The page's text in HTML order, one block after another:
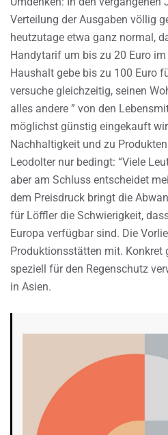
Verteilung der Ausgaben völlig
heutzutage etwa ganz normal,
Handytarif um bis zu 20 Euro
Haushalt gebe bis zu 100 Euro
versuche gleichzeitig, seinen
alles andere ” von den
möglichst günstig eingekauft
Nachhaltigkeit und zu
Leodolter nur bedingt: “Viele
aber am Schluss entscheidet
dem Preisdruck bringt die
für Löffler die Schwierigkeit,
Europa verfügbar sind. Die
Produktionsstätten mit. Konkret
speziell für den Regenschutz
in Asien.